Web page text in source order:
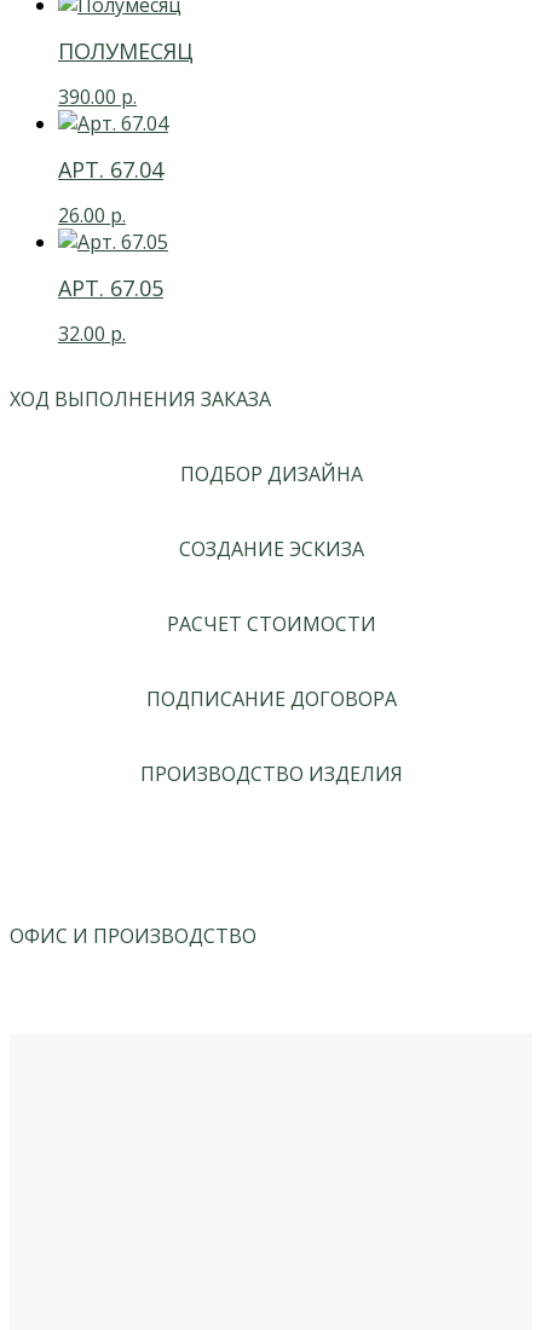
ПОЛУМЕСЯЦ
390.00 р.
АРТ. 67.04
26.00 р.
АРТ. 67.05
32.00 р.
ХОД ВЫПОЛНЕНИЯ ЗАКАЗА
ПОДБОР ДИЗАЙНА
СОЗДАНИЕ ЭСКИЗА
РАСЧЕТ СТОИМОСТИ
ПОДПИСАНИЕ ДОГОВОРА
ПРОИЗВОДСТВО ИЗДЕЛИЯ
ОФИС И ПРОИЗВОДСТВО